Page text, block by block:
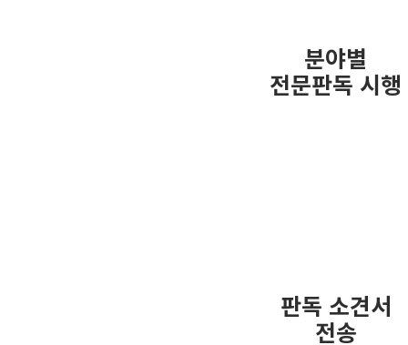
분야별
전문판독 시행
판독 소견서
전송